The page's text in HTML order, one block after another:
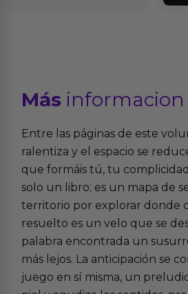
Más informacion
Entre las páginas de este
ralentiza y el espacio se
que formáis tú, tu
solo un libro; es un mapa de
territorio por explorar donde
resuelto es un velo que se
palabra encontrada un
más lejos. La anticipación se
juego en sí misma, un